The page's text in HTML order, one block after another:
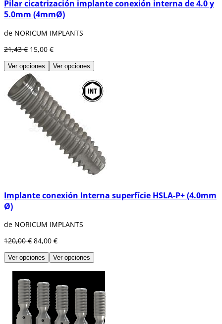
Pilar cicatrización implante conexión interna de 4.0 y
5.0mm (4mmØ)
de NORICUM IMPLANTS
21,43 € 15,00 €
Ver opciones Ver opciones
Implante conexión Interna superfície HSLA-P+ (4.0mm
Ø)
de NORICUM IMPLANTS
120,00 € 84,00 €
Ver opciones Ver opciones